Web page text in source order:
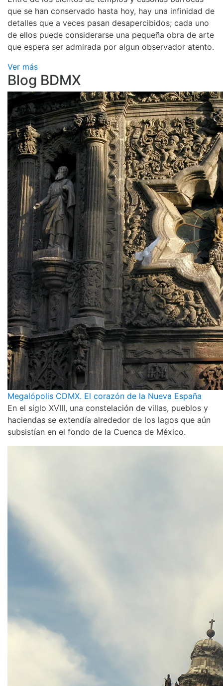
que se han conservado hasta hoy, hay una infinidad de
detalles que a veces pasan desapercibidos; cada uno
de ellos puede considerarse una pequeña obra de arte
que espera ser admirada por algun observador atento.
Ver más
Blog BDMX
Megalópolis CDMX. El corazón de la Nueva España
En el siglo XVIII, una constelación de villas, pueblos y
haciendas se extendía alrededor de los lagos que aún
subsistían en el fondo de la Cuenca de México.